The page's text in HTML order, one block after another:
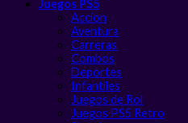
Juegos PS5
Accion
Aventura
Carreras
Combos
Deportes
Infantiles
Juegos de Rol
Juegos PS5 Retro